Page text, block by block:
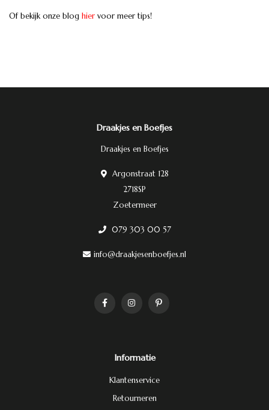
Of bekijk onze blog hier voor meer tips!
Draakjes en Boefjes
Draakjes en Boefjes
Argonstraat 128
2718SP
Zoetermeer
079 303 00 57
info@draakjesenboefjes.nl
Informatie
Klantenservice
Retourneren